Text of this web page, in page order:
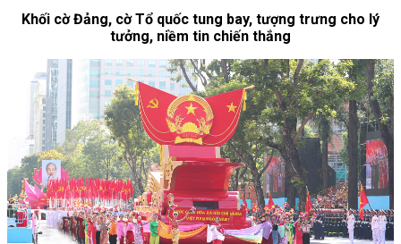
Khối cờ Đảng, cờ Tổ quốc tung bay, tượng trưng cho lý
tưởng, niềm tin chiến thắng